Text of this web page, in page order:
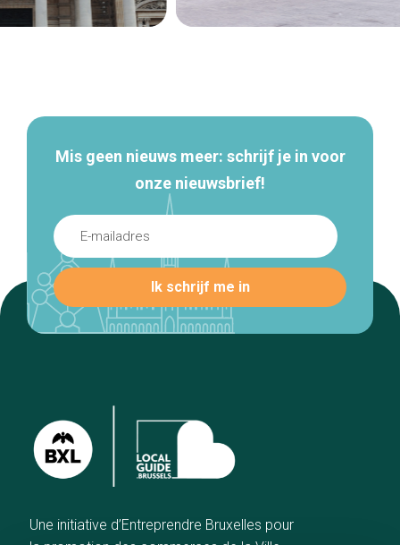
Mis geen nieuws meer: schrijf je in voor
onze nieuwsbrief!
Une initiative d’Entreprendre Bruxelles pour